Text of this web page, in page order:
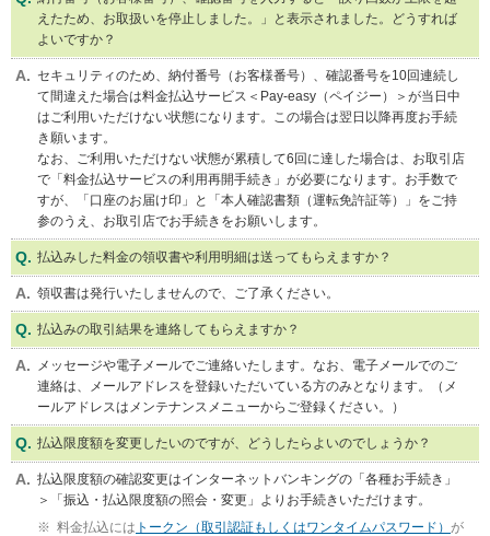
ー
タ
情
えたため、お取扱いを停止しました。」と表示されました。どうすれば
よいですか？
セキュリティのため、納付番号（お客様番号）、確認番号を10回連続し
て間違えた場合は料金払込サービス＜Pay-easy（ペイジー）＞が当日中
はご利用いただけない状態になります。この場合は翌日以降再度お手続
き願います。
なお、ご利用いただけない状態が累積して6回に達した場合は、お取引店
で「料金払込サービスの利用再開手続き」が必要になります。お手数で
すが、「口座のお届け印」と「本人確認書類（運転免許証等）」をご持
参のうえ、お取引店でお手続きをお願いします。
払込みした料金の領収書や利用明細は送ってもらえますか？
領収書は発行いたしませんので、ご了承ください。
払込みの取引結果を連絡してもらえますか？
メッセージや電子メールでご連絡いたします。なお、電子メールでのご
連絡は、メールアドレスを登録いただいている方のみとなります。（メ
ールアドレスはメンテナンスメニューからご登録ください。）
払込限度額を変更したいのですが、どうしたらよいのでしょうか？
払込限度額の確認変更はインターネットバンキングの「各種お手続き」
＞「振込・払込限度額の照会・変更」よりお手続きいただけます。
料金払込には トークン（取引認証もしくはワンタイムパスワード） が